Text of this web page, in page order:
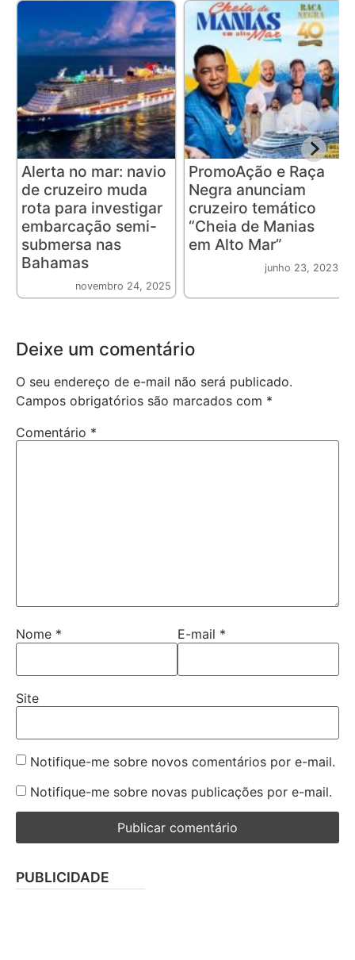
Alerta no mar: navio
de cruzeiro muda
rota para investigar
embarcação semi-
submersa nas
Bahamas
novembro 24, 2025
PromoAção e Raça
Negra anunciam
cruzeiro temático
“Cheia de Manias
em Alto Mar”
junho 23, 2023
Deixe um comentário
O seu endereço de e-mail não será publicado.
Campos obrigatórios são marcados com *
Comentário *
Nome * E-mail *
Site
Notifique-me sobre novos comentários por e-mail.
Notifique-me sobre novas publicações por e-mail.
PUBLICIDADE